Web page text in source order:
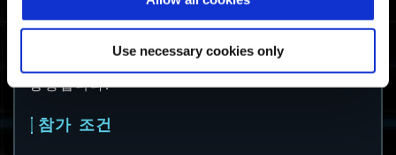
Use necessary cookies only
과가 표시됩니다.
※클리어 타임 랭킹은 플랫폼별로 집계됩니다.
상승합니다.
참가 조건